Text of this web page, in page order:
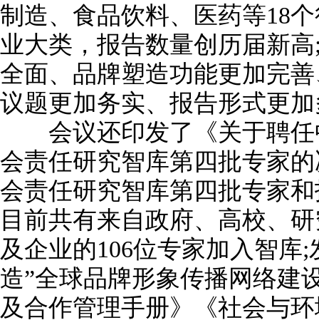
制造、食品饮料、医药等18
业大类，报告数量创历届新
全面、品牌塑造功能更加完
议题更加务实、报告形式更
会议还印发了《关于聘任
会责任研究智库第四批专家
会责任研究智库第四批专家
目前共有来自政府、高校、
及企业的106位专家加入智库
造”全球品牌形象传播网络建
及合作管理手册》《社会与